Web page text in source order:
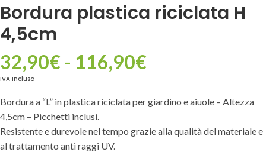
Bordura plastica riciclata H
4,5cm
32,90€ - 116,90€
IVA Inclusa
Bordura a “L” in plastica riciclata per giardino e aiuole – Altezza
4,5cm – Picchetti inclusi.
Resistente e durevole nel tempo grazie alla qualità del materiale e
al trattamento anti raggi UV.